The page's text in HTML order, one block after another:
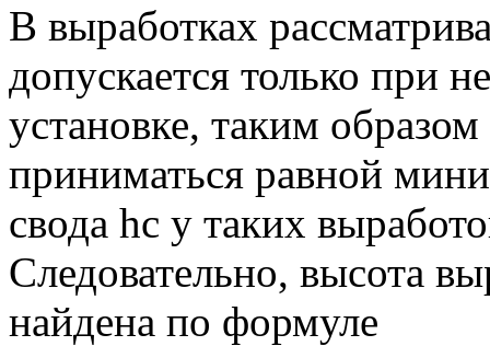
В выработках
допускается только при
установке, таким
приниматься равной
свода hс у таких
Следовательно, высота
найдена по формуле